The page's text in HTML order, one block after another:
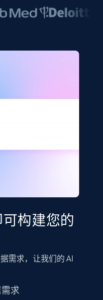
构建您的
需求，让我们的 AI
求